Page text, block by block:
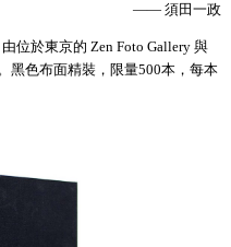
—— 須田一政
位於東京的 Zen Foto Gallery 與
黑色布面精裝，限量500本，每本